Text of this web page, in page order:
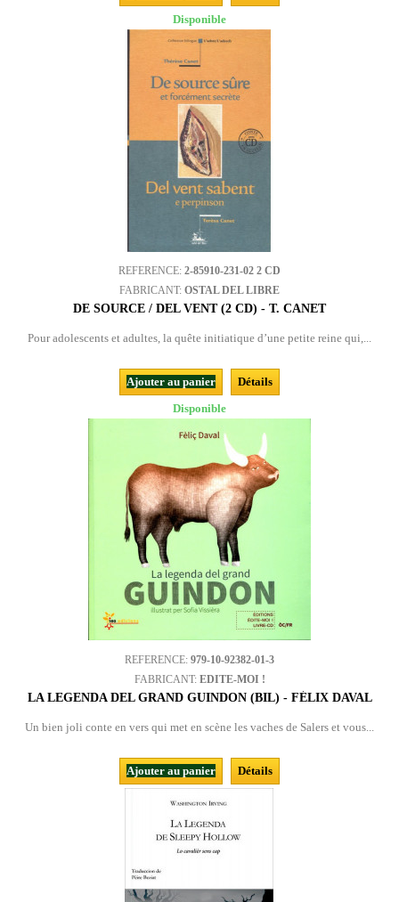
Disponible
REFERENCE: 2-85910-231-02 2 CD
FABRICANT: OSTAL DEL LIBRE
DE SOURCE / DEL VENT (2 CD) - T. CANET
Pour adolescents et adultes, la quête initiatique d’une petite reine qui,...
Ajouter au panier
Détails
Disponible
REFERENCE: 979-10-92382-01-3
FABRICANT: EDITE-MOI !
LA LEGENDA DEL GRAND GUINDON (BIL) - FÉLIX DAVAL
Un bien joli conte en vers qui met en scène les vaches de Salers et vous...
Ajouter au panier Détails